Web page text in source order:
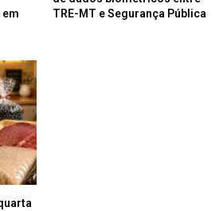
TRE-MT e Segurança Pública